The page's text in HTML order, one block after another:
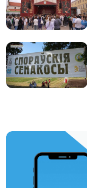
https://t.me/minskctvby